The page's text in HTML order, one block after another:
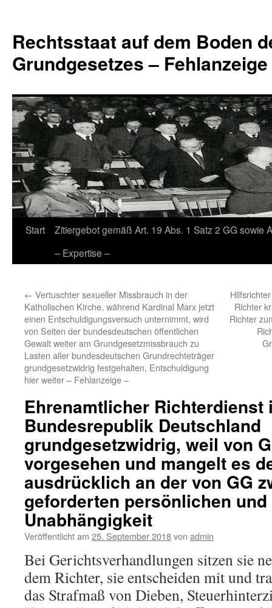
springen
Rechtsstaat auf dem Boden
Grundgesetzes –
Start
Zitiergebot gemäß Art. 19 Abs. 1 Satz 2 GG sowie
– Expertise –
← Vertuschter sexueller Missbrauch in der
Katholischen Kirche, während Kardinal Marx jetzt
einen Entschuldigungsversuch unternimmt, wird
von Seiten der bundesdeutschen öffentlichen
Gewalt weiter am Grundgesetzmissbrauch zu
Lasten aller bundesdeutschen Grundrechteträger
grundgesetzwidrig festgehalten, Entschuldigung
hier weiter – Fehlanzeige –
Richter
Richter
Ehrenamtlicher Richterdienst
Bundesrepublik Deutschland
grundgesetzwidrig, weil von
vorgesehen und mangelt es
ausdrücklich an der von GG
geforderten persönlichen
Unabhängigkeit
Veröffentlicht am 25. September 2018von admin
Bei Gerichtsverhandlungen sitzen sie
dem Richter, sie entscheiden mit und
das Strafmaß von Dieben,